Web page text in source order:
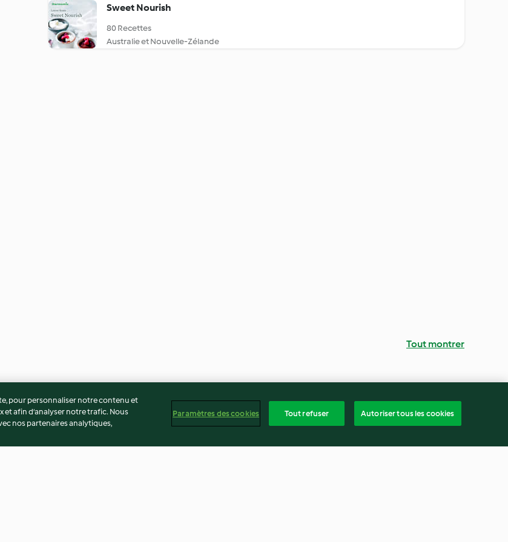
Sweet Nourish
80 Recettes
Australie et Nouvelle-Zélande
Tout montrer
pour personnaliser notre contenu et
afin d’analyser notre trafic. Nous
nos partenaires analytiques,
Paramètres des cookies Tout refuser Autoriser tous les cookies